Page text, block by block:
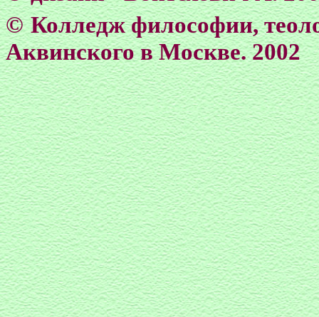
© Колледж философии,
Аквинского в Москве. 2002